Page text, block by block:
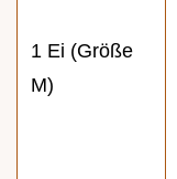
1 Ei (Größe
M)